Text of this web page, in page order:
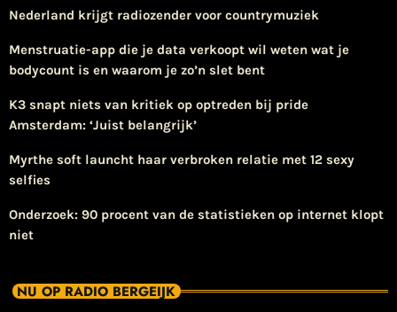
Nederland krijgt radiozender voor countrymuziek
Menstruatie-app die je data verkoopt wil weten wat je
bodycount is en waarom je zo’n slet bent
K3 snapt niets van kritiek op optreden bij pride
Amsterdam: ‘Juist belangrijk’
Myrthe soft launcht haar verbroken relatie met 12 sexy
selfies
Onderzoek: 90 procent van de statistieken op internet klopt
niet
NU OP RADIO BERGEIJK